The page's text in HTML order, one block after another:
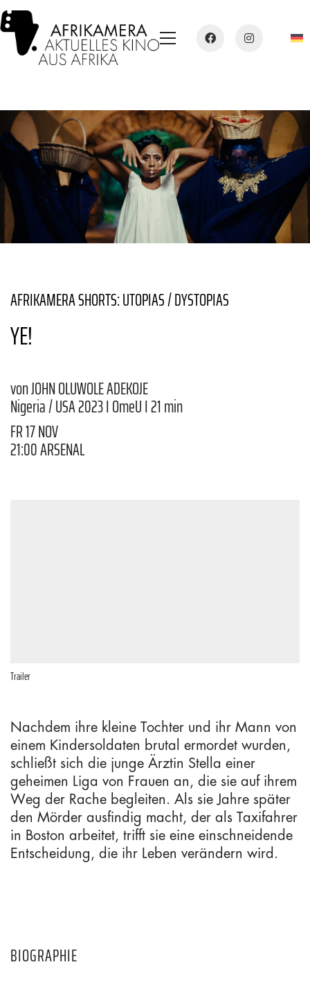
AFRIKAMERA SHORTS: UTOPIAS / DYSTOPIAS
YE!
von JOHN OLUWOLE ADEKOJE
Nigeria / USA 2023 I OmeU I 21 min
FR 17 NOV
21:00 ARSENAL
Trailer
Nachdem ihre kleine Tochter und ihr Mann von
einem Kindersoldaten brutal ermordet wurden,
schließt sich die junge Ärztin Stella einer
geheimen Liga von Frauen an, die sie auf ihrem
Weg der Rache begleiten. Als sie Jahre später
den Mörder ausfindig macht, der als Taxifahrer
in Boston arbeitet, trifft sie eine einschneidende
Entscheidung, die ihr Leben verändern wird.
BIOGRAPHIE